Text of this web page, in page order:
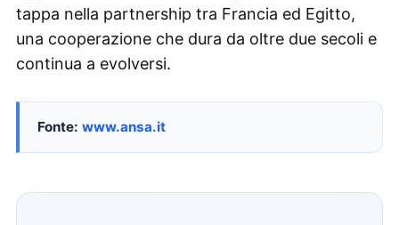
tappa nella partnership tra Francia ed Egitto,
una cooperazione che dura da oltre due secoli e
continua a evolversi.
Fonte: www.ansa.it